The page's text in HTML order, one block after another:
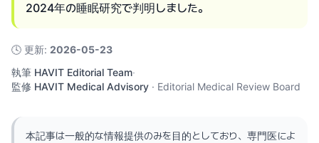
2024年の睡眠研究で判明しました。
🕓 更新: 2026-05-23
執筆 HAVIT Editorial Team·
監修 HAVIT Medical Advisory · Editorial Medical Review Board
本記事は一般的な情報提供のみを目的としており、専門医によ